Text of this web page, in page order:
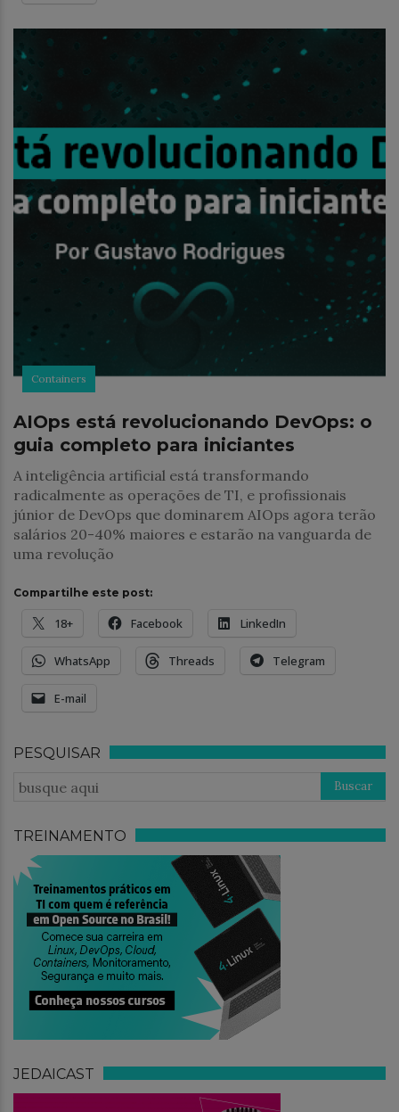
Containers
AIOps está revolucionando DevOps: o
guia completo para iniciantes
A inteligência artificial está transformando
radicalmente as operações de TI, e profissionais
júnior de DevOps que dominarem AIOps agora terão
salários 20-40% maiores e estarão na vanguarda de
uma revolução
Compartilhe este post:
18+ Facebook LinkedIn
WhatsApp Threads Telegram
E-mail
PESQUISAR
TREINAMENTO
JEDAICAST